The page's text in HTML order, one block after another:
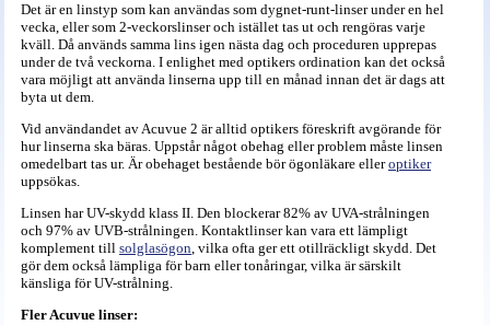
Det är en linstyp som kan användas som dygnet-runt-linser under en hel
vecka, eller som 2-veckorslinser och istället tas ut och rengöras varje
kväll. Då används samma lins igen nästa dag och proceduren upprepas
under de två veckorna. I enlighet med optikers ordination kan det också
vara möjligt att använda linserna upp till en månad innan det är dags att
byta ut dem.
Vid användandet av Acuvue 2 är alltid optikers föreskrift avgörande för
hur linserna ska bäras. Uppstår något obehag eller problem måste linsen
omedelbart tas ur. Är obehaget bestående bör ögonläkare elleroptiker
uppsökas.
Linsen har UV-skydd klass II. Den blockerar 82% av UVA-strålningen
och 97% av UVB-strålningen. Kontaktlinser kan vara ett lämpligt
komplement till solglasögon, vilka ofta ger ett otillräckligt skydd. Det
gör dem också lämpliga för barn eller tonåringar, vilka är särskilt
känsliga för UV-strålning.
Fler Acuvue linser: